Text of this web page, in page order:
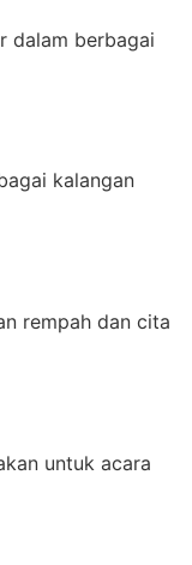
dalam berbagai
kalangan
rempah dan cita
untuk acara